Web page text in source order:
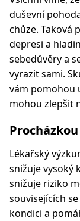
duševní
chůze. Taková
depresi a
sebedůvěry a
vyrazit sami.
vám pomohou
mohou zlepšit
Lékařský
snižuje vysoký
snižuje riziko
souvisejících
kondici a